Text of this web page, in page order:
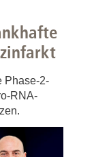
Phase-2-
RNA-